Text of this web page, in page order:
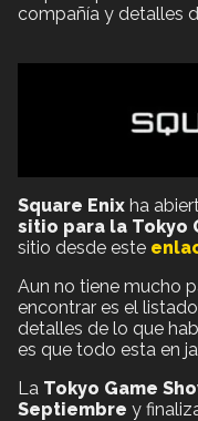
compañía y detalles
Square Enix ha
sitio para la Tokyo
sitio desde este
Aun no tiene mucho
encontrar es el
detalles de lo que
es que todo esta en
La Tokyo Game
Septiembre y